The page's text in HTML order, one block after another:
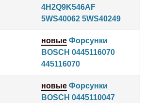
4H2Q9K546AF
5WS40062 5WS40249
новые Форсунки
BOSCH 0445116070
445116070
новые Форсунки
BOSCH 0445110047